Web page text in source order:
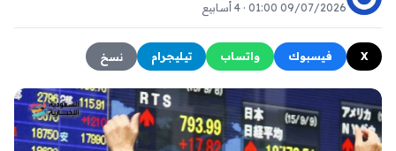
09/07/2026 01:00 · 4 أسابيع
X فيسبوك واتساب تيليجرام نسخ